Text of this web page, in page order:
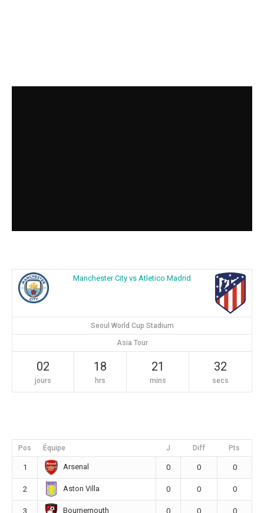
Manchester City vs Atletico Madrid
Seoul World Cup Stadium
Asia Tour
02
jours
18
hrs
21
mins
31
secs
Pos Équipe J Diff Pts
1 Arsenal 0 0 0
2 Aston Villa 0 0 0
3 Bournemouth 0 0 0